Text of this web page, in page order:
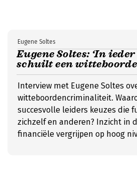
Eugene Soltes: ‘In
schuilt een
Eugene Soltes
Interview met Eugene Soltes
witteboordencriminaliteit.
succesvolle leiders keuzes die
zichzelf en anderen? Inzicht in
financiële vergrijpen op hoog